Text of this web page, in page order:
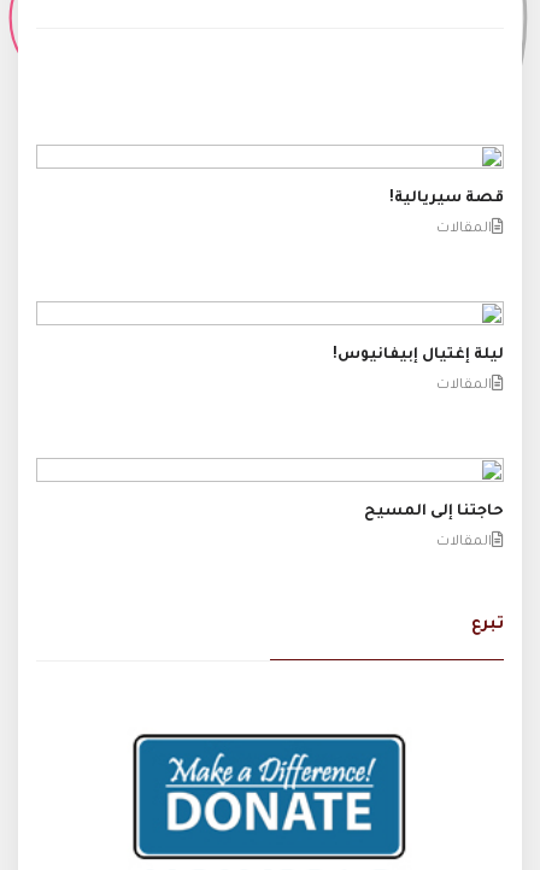
قصة سيريالية!
المقالات
ليلة إغتيال إبيفانيوس!
المقالات
حاجتنا إلى المسيح
المقالات
تبرع